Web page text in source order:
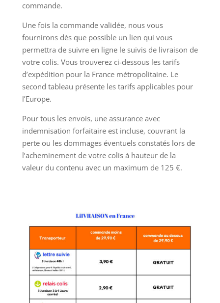
commande.
Une fois la commande validée, nous vous
fournirons dès que possible un lien qui vous
permettra de suivre en ligne le suivis de livraison de
votre colis. Vous trouverez ci-dessous les tarifs
d’expédition pour la France métropolitaine. Le
second tableau présente les tarifs applicables pour
l’Europe.
Pour tous les envois, une assurance avec
indemnisation forfaitaire est incluse, couvrant la
perte ou les dommages éventuels constatés lors de
l’acheminement de votre colis à hauteur de la
valeur du contenu avec un maximum de 125 €.